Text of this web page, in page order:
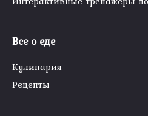
Все о еде
Кулинария
Рецепты